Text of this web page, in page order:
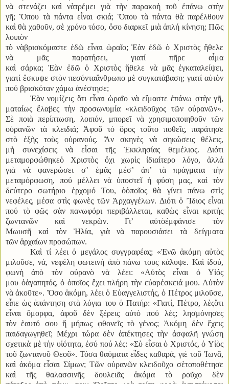
νὰ στενάζει καὶ νὰτρέμει γιὰ τὴν παρακοὴ τοῦ ἐπάνω στὴν
γῆ; Ὅπου τὰ πάντα εἶναι σκιά; Ὅπου τὰ πάντα θὰ παρέλθουν
καὶ θὰ χαθοῦν, σὲ χρόνο τόσο, ὅσο διαρκεῖ μιὰ ἁπλή κίνηση; Πῶς
λοιπὸν
τὸ νὰβρισκόμαστε ἐδῶ εἶναι ὡραῖο; Ἐὰν ἐδῶ ὁ Χριστὸς ἤθελε
νὰ μᾶς παρατήσει, γιατί πῆρε αἷμα
καὶ σάρκα; Ἐὰν ἐδῶ ὁ Χριστὸς ἤθελε νὰ μᾶς ἐγκαταλείψει,
γιατί ἔσκυψε στὸν πεσόνταἄνθρωπο μὲ συγκατάβαση; γιατί αὐτὸν
πού βρισκόταν χάμω ἀνέστησε;
Ἐὰν νομίζεις ὅτι εἶναι ὡραῖο νὰ εἴμαστε ἐπάνω στὴν γῆ,
ματαίως ἔλαβες τὴν προσωνυμία «κλειδοῦχος τῶν οὐρανῶν».
Σὲ ποιὰ περίπτωση, λοιπόν, μπορεῖ νὰ χρησιμοποιηθοῦν τῶν
οὐρανῶν τὰ κλειδιά; Ἀφοῦ τὸ ὅρος τοῦτο ποθεῖς, παράτησε
στὸ ἑξῆς τοὺς οὐρανούς. Ἂν σκηνὲς νὰ σηκώσεις θέλεις,
μὴ συνεχίσεις νὰ εἶσαι τῆς Ἐκκλησίας θεμέλιος. Διότι
μεταμορφώθηκεὁ Χριστὸς ὄχι χωρὶς ἰδιαίτερο λόγο, ἀλλά
γιὰ νὰ φανερώσει σ’ ἐμᾶς μέσ’ ἀπ’ τὰ πράγματα τὴν
μεταμόρφωση, πού μέλλει νὰ ὑποστεῖ ἡ φύση μας, καὶ τὸν
δεύτερο σωτήριο ἐρχομό Του, ὁὁποῖος θὰ γίνει πάνω στὶς
νεφέλες, μέσα στὶς φωνὲς τῶν Ἀρχαγγέλων. Διότι ὁ Ἴδιος εἶναι
πού τὸ φῶς σὰν πανωφόρι περιβάλλεται, καθὼς εἶναι κριτὴς
ζωντανῶν καὶ νεκρῶν. Γι’ αὐτὸἐμφάνισε τὸν
Μωυσῆ καὶ τὸν Ἠλία, γιὰ νὰ παρουσιάσει τὰ δείγματα
τῶν ἀρχαίων προσώπων.
Καὶ τί λέει ὁ μεγάλος συγγραφέας; «Ἐνῶ ἀκόμη αὐτὸς
μιλοῦσε, νά, νεφέλη φωτεινὴ ἀπὸ πάνω τους κάλυψε. Καὶ ἰδού,
φωνὴ ἀπὸ τὸν οὐρανὸ νὰ λέει: «Αὐτὸς εἶναι ὁ Υἱός
μου ὁἀγαπητός, ὁ ὁποῖος ἔχει πλήρη τὴν εὐαρέσκειά μου. Αὐτὸν
νὰ ἀκοῦτε». Ὅσο ἀκόμη, λέει ὁ Εὐαγγελιστής, ὁ Πέτρος μιλοῦσε,
εἶπε ὡς ἀπάντηση στὰ λόγια του ὁ Πατήρ: «Γιατί, Πέτρο, λὲςὅτι
εἶναι ὄμορφα, ἀφοῦ δὲν ξέρεις αὐτὸ πού λές; λησμόνησες
τὸν ἑαυτό σου ἤ μήπως φθονεῖς τὸ γένος; Ἀκόμη δὲν ἔχεις
παιδαγωγηθεῖ; Μέχρι τώρα δὲν ἀπέκτησες τὴν ἀσφαλῆ γνώση
σχετικὰ μὲ τὴν υἱότητα, ἐσύ πού λές: «Σὺ εἶσαι ὁ Χριστός, ὁ Υἱὸς
τοῦ ζωντανοῦ Θεοῦ». Τόσα θαύματα εἶδες καθαρά, γιὲ τοῦ Ἰωνᾶ,
καὶ ἀκόμα εἶσαι Σίμων; Τῶν οὐρανῶν κλειδοῦχο σὲτοποθέτησε
καὶ τῆς θαλασσινῆς δουλειᾶς ἀκόμα τὸ ροῦχο δὲν